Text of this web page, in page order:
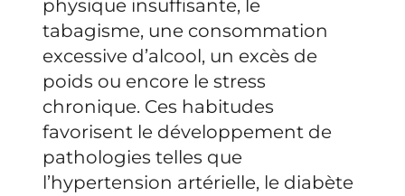
physique insuffisante, le
tabagisme, une consommation
excessive d’alcool, un excès de
poids ou encore le stress
chronique. Ces habitudes
favorisent le développement de
pathologies telles que
l’hypertension artérielle, le diabète